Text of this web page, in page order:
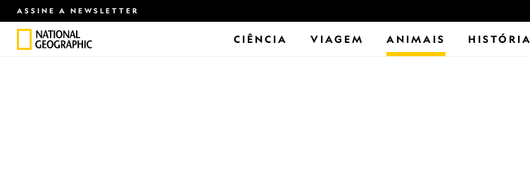
ASSINE A NEWSLETTER
CIÊNCIA VIAGEM ANIMAIS HISTÓRIA